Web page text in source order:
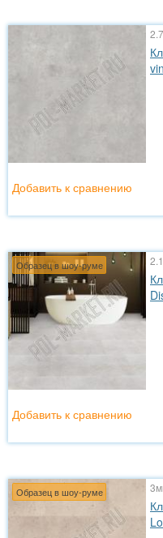
Добавить к сравнению
Образец в шоу-руме
Добавить к сравнению
Образец в шоу-руме